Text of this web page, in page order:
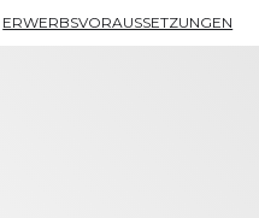
ERWERBSVORAUSSETZUNGEN